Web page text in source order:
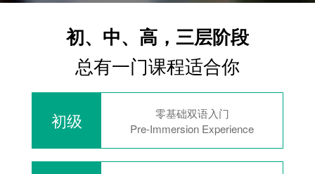
初、中、高，三层阶段
总有一门课程适合你
初级
零基础双语入门
Pre-Immersion Experience